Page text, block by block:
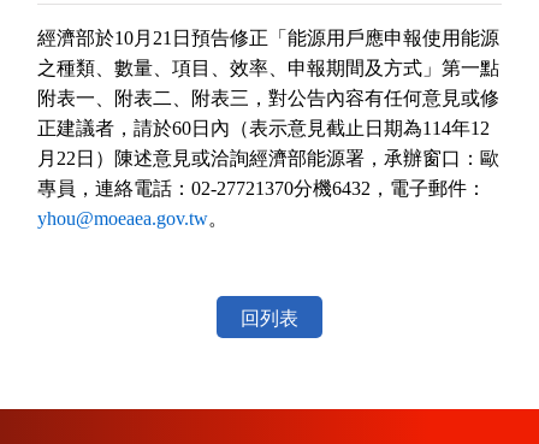
經濟部於10月 21 日預告修正「能源用戶應申報使用能源
之種類、數量、項目、效率、申報期間及方式」第一點
附表一、附表二、附表三，對公告內容有任何意見或修
正建議者，請於60日內（表示意見截止日期為114年12
月 22 日）陳述意見或洽詢經濟部能源署，承辦窗口：歐
專員，連絡電話： 02-27721370分機6432 ，電子郵件：
yhou@moeaea.gov.tw。
回列表